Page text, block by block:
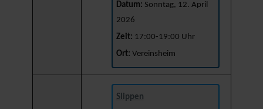
Datum: Sonntag, 12. April
2026
Zeit: 17:00-19:00 Uhr
Ort: Vereinsheim
Slippen